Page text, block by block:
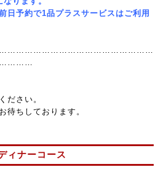
日予約で1品プラスサービスはご利用
ださい。
待ちしております。
ィナーコース